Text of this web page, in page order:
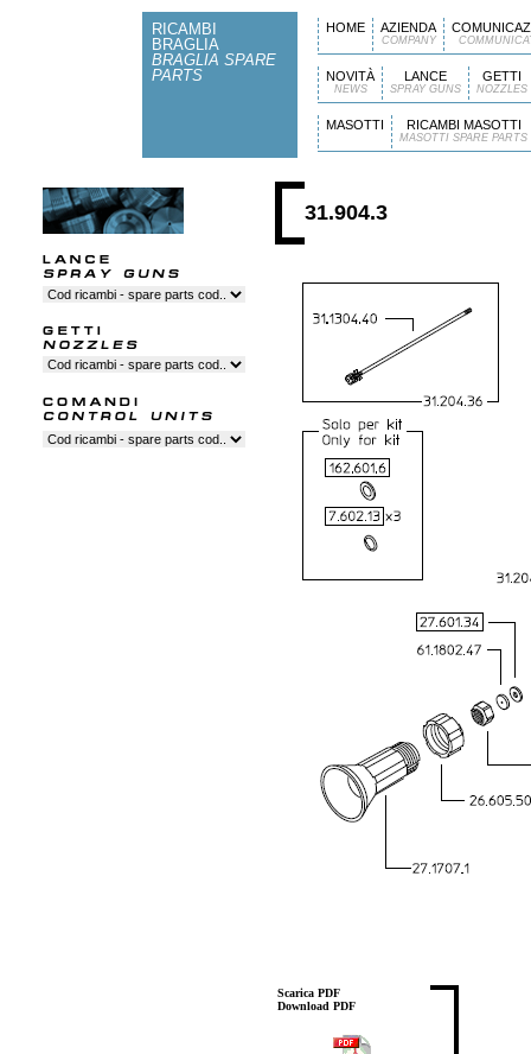
RICAMBI
BRAGLIA
BRAGLIA SPARE
PARTS
HOME AZIENDA
COMPANY
NOVITÀ
NEWS
LANCE
SPRAY GUNS
GETTI
NOZZLES
MASOTTI RICAMBI MASOTTI
MASOTTI SPARE PARTS
31.904.3
Scarica PDF
Download PDF